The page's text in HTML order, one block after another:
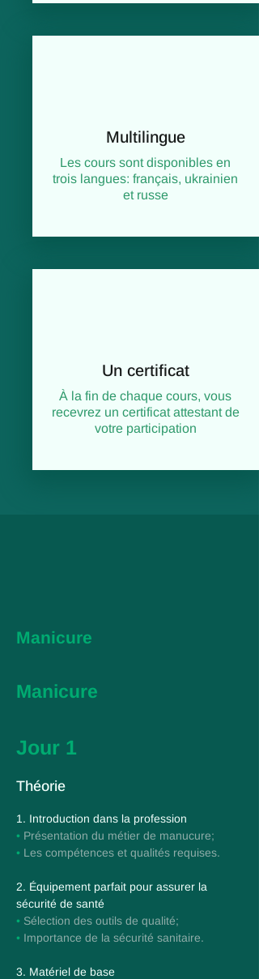
Multilingue
Les cours sont disponibles en
trois langues: français, ukrainien
et russe
Un certificat
À la fin de chaque cours, vous
recevrez un certificat attestant de
votre participation
Manicure
Manicure
Jour 1
Тhéorie
1. Introduction dans la profession
• Présentation du métier de manucure;
• Les compétences et qualités requises.
2. Équipement parfait pour assurer la
sécurité de santé
• Sélection des outils de qualité;
• Importance de la sécurité sanitaire.
3. Matériel de base